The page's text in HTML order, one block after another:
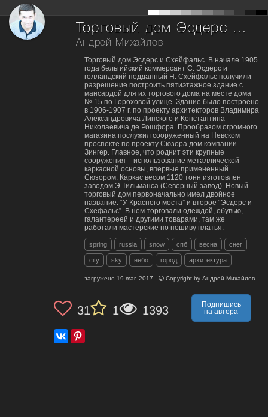
Торговый дом Эсдерс и Схейфальс
Андрей Михайлов
Торговый дом Эсдерс и Схейфальс. В начале 1905
года бельгийский коммерсант С. Эсдерс и
голландский подданный Н. Схейфальс получили
разрешение построить пятиэтажное здание с
мансардой для их торгового дома на месте дома
№ 15 по Гороховой улице. Здание было построено
в 1906-1907 г. по проекту архитекторов Владимира
Александровича Липского и Константина
Николаевича де Рошфора. Прообразом огромного
магазина послужил сооруженный на Невском
проспекте по проекту Сюзора дом компании
Зингер. Главное, что роднит эти крупные
сооружения – использование металлической
каркасной основы, впервые примененный
Сюзором. Каркас весом 1120 тонн изготовлен
заводом Э.Тильманса (Северный завод). Новый
торговый дом первоначально имел двойное
название: “У Красного моста” и второе “Эсдерс и
Схефальс”. В нем торговали одеждой, обувью,
галантереей и другими товарами, там же
работали мастерские по пошиву платья.
spring russia snow спб весна снег
city sky небо город архитектура
загружено 19 mar, 2017 Copyright by Андрей Михайлов
31 1 1393
Подпишись
на автора